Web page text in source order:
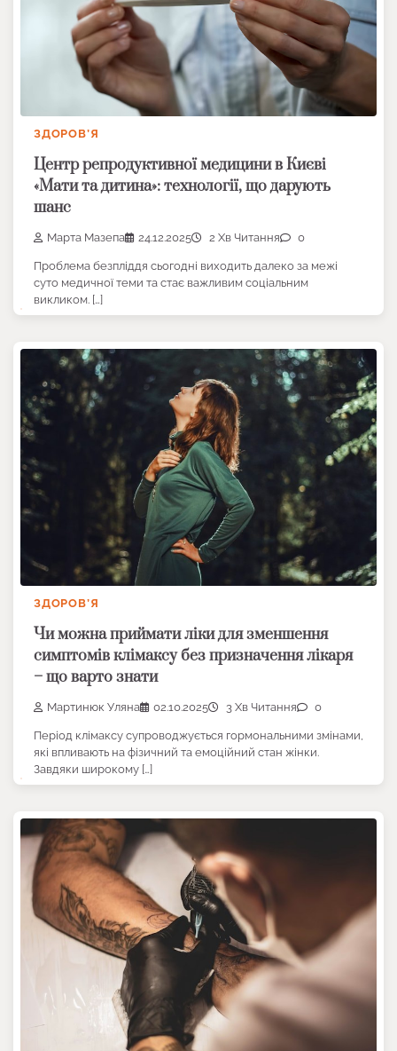
ЗДОРОВ’Я
Центр репродуктивної медицини в Києві
«Мати та дитина»: технології, що дарують
шанс
Марта Мазепа 24.12.2025 2 Хв Читання 0
Проблема безпліддя сьогодні виходить далеко за межі
суто медичної теми та стає важливим соціальним
викликом. […]
ЗДОРОВ’Я
Чи можна приймати ліки для зменшення
симптомів клімаксу без призначення лікаря
– що варто знати
Мартинюк Уляна 02.10.2025 3 Хв Читання 0
Період клімаксу супроводжується гормональними змінами,
які впливають на фізичний та емоційний стан жінки.
Завдяки широкому […]